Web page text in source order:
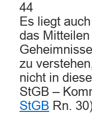
44
Es liegt
das
zu
nicht in
StGB –
StGB Rn.